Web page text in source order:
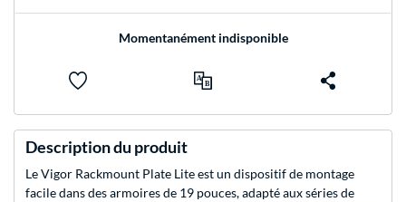
Momentanément indisponible
Description du produit
Le Vigor Rackmount Plate Lite est un dispositif de montage
facile dans des armoires de 19 pouces, adapté aux séries de